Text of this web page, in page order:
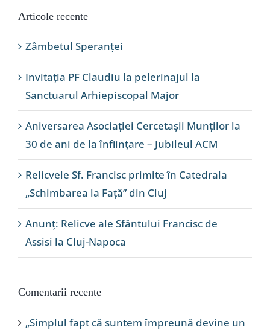
Articole recente
Zâmbetul Speranței
Invitația PF Claudiu la pelerinajul la
Sanctuarul Arhiepiscopal Major
Aniversarea Asociației Cercetașii Munților la
30 de ani de la înființare – Jubileul ACM
Relicvele Sf. Francisc primite în Catedrala
„Schimbarea la Față” din Cluj
Anunț: Relicve ale Sfântului Francisc de
Assisi la Cluj-Napoca
Comentarii recente
„Simplul fapt că suntem împreună devine un